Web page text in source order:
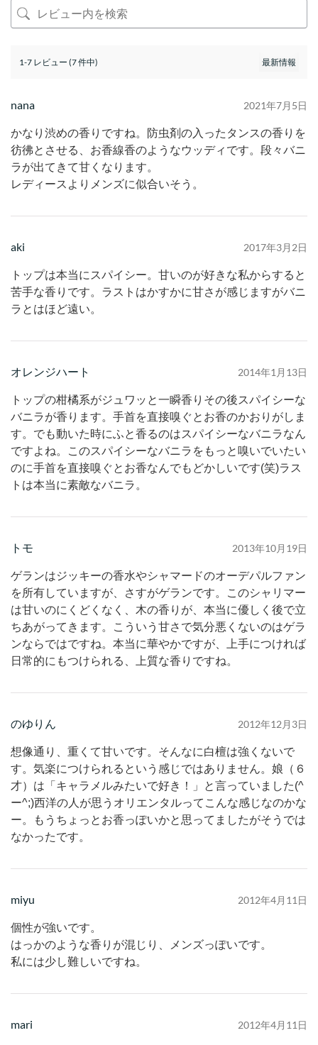
1-7 レビュー (7 件中)
nana 2021年7月5日
かなり渋めの香りですね。防虫剤の入ったタンスの香りを
彷彿とさせる、お香線香のようなウッディです。段々バニ
ラが出てきて甘くなります。
レディースよりメンズに似合いそう。
aki 2017年3月2日
トップは本当にスパイシー。甘いのが好きな私からすると
苦手な香りです。ラストはかすかに甘さが感じますがバニ
ラとはほど遠い。
オレンジハート 2014年1月13日
トップの柑橘系がジュワッと一瞬香りその後スパイシーな
バニラが香ります。手首を直接嗅ぐとお香のかおりがしま
す。でも動いた時にふと香るのはスパイシーなバニラなん
ですよね。このスパイシーなバニラをもっと嗅いでいたい
のに手首を直接嗅ぐとお香なんでもどかしいです(笑)ラス
トは本当に素敵なバニラ。
トモ 2013年10月19日
ゲランはジッキーの香水やシャマードのオーデパルファン
を所有していますが、さすがゲランです。このシャリマー
は甘いのにくどくなく、木の香りが、本当に優しく後で立
ちあがってきます。こういう甘さで気分悪くないのはゲラ
ンならではですね。本当に華やかですが、上手につければ
日常的にもつけられる、上質な香りですね。
のゆりん 2012年12月3日
想像通り、重くて甘いです。そんなに白檀は強くないで
す。気楽につけられるという感じではありません。娘（６
才）は「キャラメルみたいで好き！」と言っていました(^
ー^;)西洋の人が思うオリエンタルってこんな感じなのかな
ー。もうちょっとお香っぽいかと思ってましたがそうでは
なかったです。
miyu 2012年4月11日
個性が強いです。
はっかのような香りが混じり、メンズっぽいです。
私には少し難しいですね。
mari 2012年4月11日